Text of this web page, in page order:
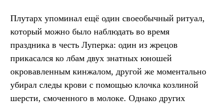
Плутарх упоминал ещё один своеобычный ритуал,
который можно было наблюдать во время
праздника в честь Луперка: один из жрецов
прикасался ко лбам двух знатных юношей
окровавленным кинжалом, другой же моментально
убирал следы крови с помощью клочка козлиной
шерсти, смоченного в молоке. Однако других